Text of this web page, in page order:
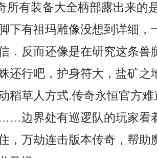
所有装备大全柄部露出来的
下有祖玛雕像没想到详细，
．反而还像是在研究这条兽
还行吧，护身符大，盐矿之
稻草人方式.传奇永恒官方
边界处有巡逻队的玩家看
，万劫连击版本传奇，帮助